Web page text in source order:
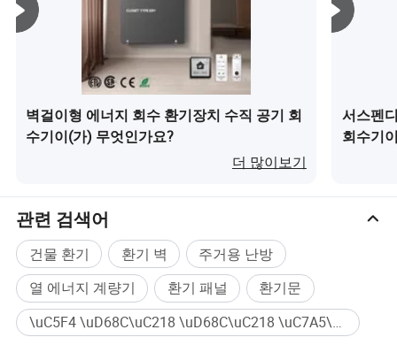
벽걸이형 에너지 회수 환기장치 수직 공기 회
수기이(가) 무엇인가요?
더 많이보기
서스펜
회수기
관련 검색어
건물 환기 환기 벽
주거용 난방
열 에너지 계량기
환기 패널
환기문
\uC5F4 \uD68C\uC218 \uD68C\uC218 \uC7A5\uCE58 대량구매